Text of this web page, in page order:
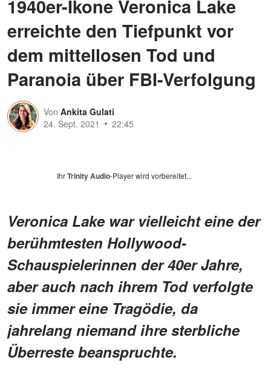
1940er-Ikone Veronica Lake
erreichte den Tiefpunkt vor
dem mittellosen Tod und
Paranoia über FBI-Verfolgung
Von Ankita Gulati
24. Sept. 2021
22:45
IhrTrinity Audio-Player wird vorbereitet...
Veronica Lake war vielleicht eine der
berühmtesten Hollywood-
Schauspielerinnen der 40er Jahre,
aber auch nach ihrem Tod verfolgte
sie immer eine Tragödie, da
jahrelang niemand ihre sterbliche
Überreste beanspruchte.